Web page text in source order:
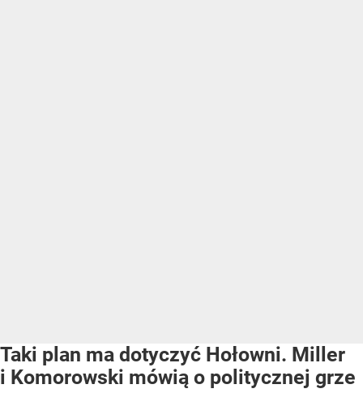
Taki plan ma dotyczyć Hołowni. Miller
i Komorowski mówią o politycznej grze